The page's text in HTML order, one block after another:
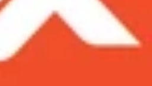
sẻ năng lượng
điện thoại Samsung